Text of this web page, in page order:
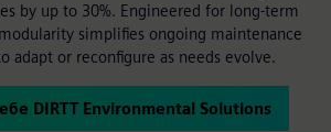
by up to 30%. Engineered for long-term
simplifies ongoing maintenance
adapt or reconfigure as needs evolve.
DIRTT Environmental Solutions